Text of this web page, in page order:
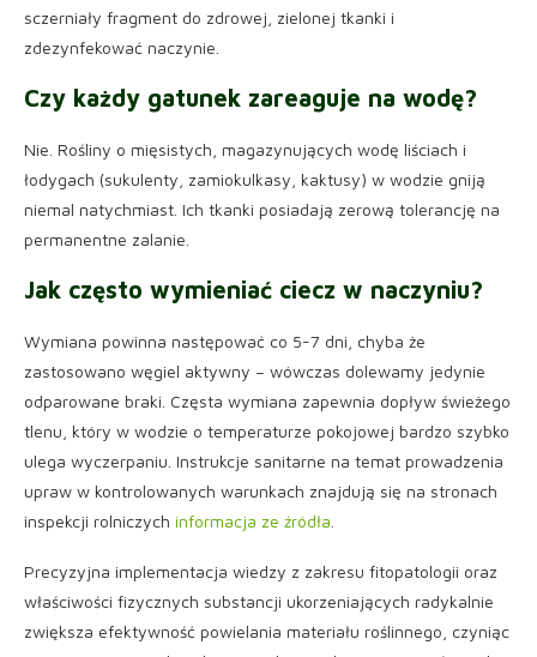
sczerniały fragment do zdrowej, zielonej tkanki i
zdezynfekować naczynie.
Czy każdy gatunek zareaguje na wodę?
Nie. Rośliny o mięsistych, magazynujących wodę liściach i
łodygach (sukulenty, zamiokulkasy, kaktusy) w wodzie gniją
niemal natychmiast. Ich tkanki posiadają zerową tolerancję na
permanentne zalanie.
Jak często wymieniać ciecz w naczyniu?
Wymiana powinna następować co 5-7 dni, chyba że
zastosowano węgiel aktywny – wówczas dolewamy jedynie
odparowane braki. Częsta wymiana zapewnia dopływ świeżego
tlenu, który w wodzie o temperaturze pokojowej bardzo szybko
ulega wyczerpaniu. Instrukcje sanitarne na temat prowadzenia
upraw w kontrolowanych warunkach znajdują się na stronach
inspekcji rolniczych informacja ze źródła
Precyzyjna implementacja wiedzy z zakresu fitopatologii oraz
właściwości fizycznych substancji ukorzeniających radykalnie
zwiększa efektywność powielania materiału roślinnego, czyniąc